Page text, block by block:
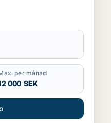
per månad
000 SEK